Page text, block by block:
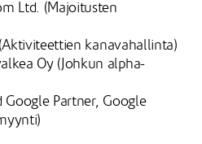
Ltd. (Majoitusten
kanavahallinta)
Oy (Johkun alpha-
Partner, Google